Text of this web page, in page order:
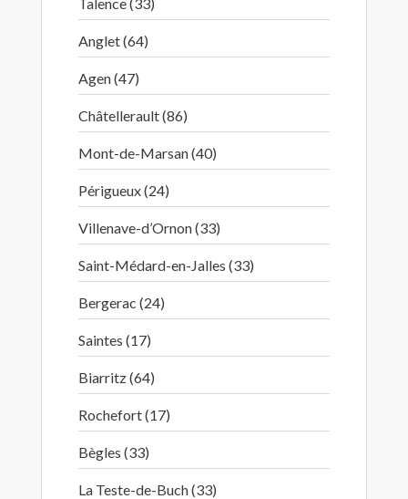
Anglet (64)
Agen (47)
Châtellerault (86)
Mont-de-Marsan (40)
Périgueux (24)
Villenave-d’Ornon (33)
Saint-Médard-en-Jalles (33)
Bergerac (24)
Saintes (17)
Biarritz (64)
Rochefort (17)
Bègles (33)
La Teste-de-Buch (33)